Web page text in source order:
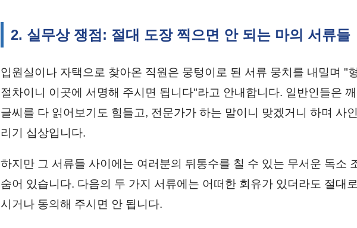
2. 실무상 쟁점: 절대 도장 찍으면 안 되는 마의 서류들
입원실이나 자택으로 찾아온 직원은 뭉텅이로 된 서류 뭉치를 내밀며 "
절차이니 이곳에 서명해 주시면 됩니다"라고 안내합니다. 일반인들은
글씨를 다 읽어보기도 힘들고, 전문가가 하는 말이니 맞겠거니 하며 사
리기 십상입니다.
하지만 그 서류들 사이에는 여러분의 뒤통수를 칠 수 있는 무서운 독소
숨어 있습니다. 다음의 두 가지 서류에는 어떠한 회유가 있더라도 절대
시거나 동의해 주시면 안 됩니다.